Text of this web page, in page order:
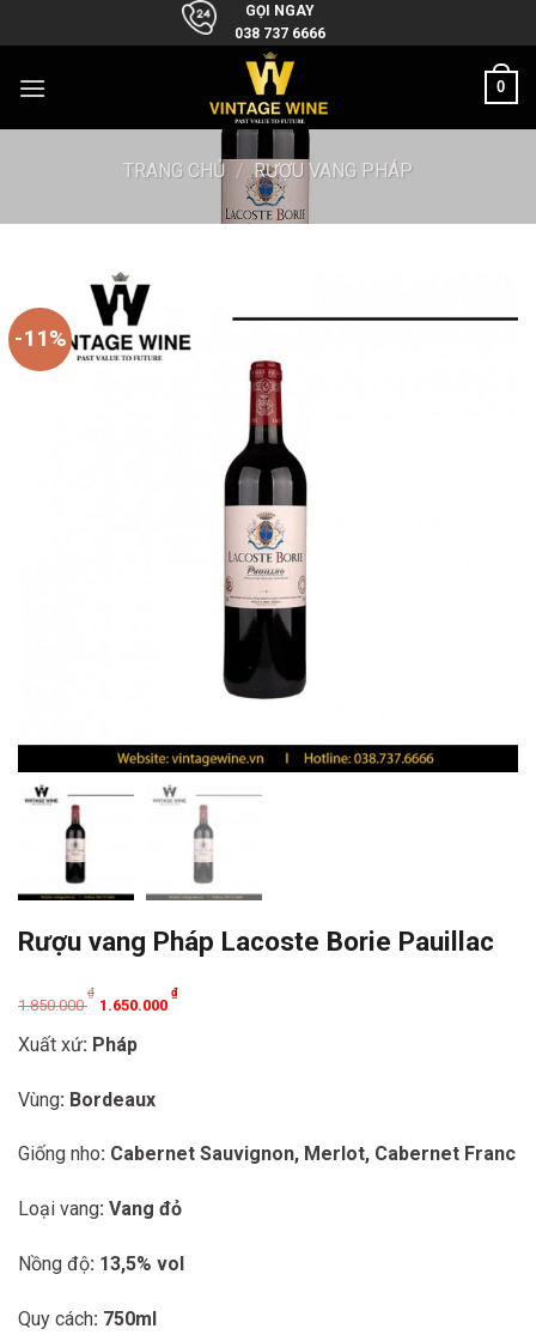
to
GỌI NGAY
038 737 6666
0
TRANG CHỦ / RƯỢU VANG PHÁP
-11%
Rượu vang Pháp Lacoste Borie Pauillac
1.850.000
₫
Original
price
was:
1.850.000 ₫.
1.650.000
₫
Current
price
is:
1.650.000 ₫.
Xuất xứ: Pháp
Vùng: Bordeaux
Giống nho: Cabernet Sauvignon, Merlot, Cabernet Franc
Loại vang: Vang đỏ
Nồng độ: 13,5% vol
Quy cách: 750ml